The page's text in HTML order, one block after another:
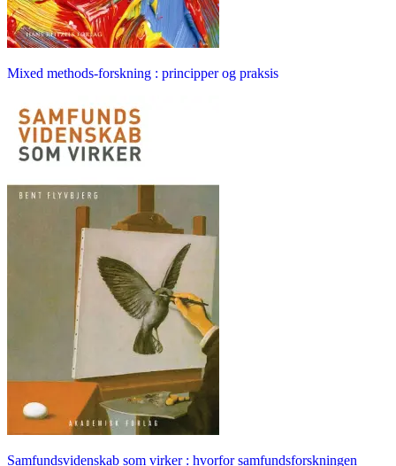
Mixed methods-forskning : principper og praksis
Samfundsvidenskab som virker : hvorfor samfundsforskningen